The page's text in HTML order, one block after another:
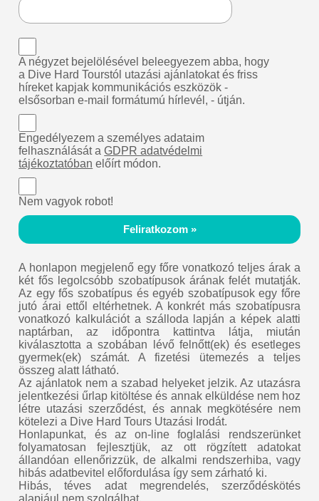
A négyzet bejelölésével beleegyezem abba, hogy
a Dive Hard Tourstól utazási ajánlatokat és friss
híreket kapjak kommunikációs eszközök -
elsősorban e-mail formátumú hírlevél, - útján.
Engedélyezem a személyes adataim
felhasználását aGDPR adatvédelmi
tájékoztatóban előírt módon.
Nem vagyok robot!
Feliratkozom »
A honlapon megjelenő egy főre vonatkozó teljes árak a
két fős legolcsóbb szobatípusok árának felét mutatják.
Az egy fős szobatípus és egyéb szobatípusok egy főre
jutó árai ettől eltérhetnek. A konkrét más szobatípusra
vonatkozó kalkulációt a szálloda lapján a képek alatti
naptárban, az időpontra kattintva látja, miután
kiválasztotta a szobában lévő felnőtt(ek) és esetleges
gyermek(ek) számát. A fizetési ütemezés a teljes
összeg alatt látható.
Az ajánlatok nem a szabad helyeket jelzik. Az utazásra
jelentkezési űrlap kitöltése és annak elküldése nem hoz
létre utazási szerződést, és annak megkötésére nem
kötelezi a Dive Hard Tours Utazási Irodát.
Honlapunkat, és az on-line foglalási rendszerünket
folyamatosan fejlesztjük, az ott rögzített adatokat
állandóan ellenőrizzük, de alkalmi rendszerhiba, vagy
hibás adatbevitel előfordulása így sem zárható ki.
Hibás, téves adat megrendelés, szerződéskötés
alapjául nem szolgálhat.